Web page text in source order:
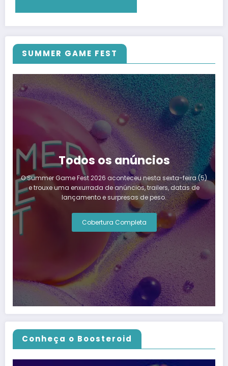
SUMMER GAME FEST
Todos os anúncios
O Summer Game Fest 2026 aconteceu nesta sexta-feira (5)
e trouxe uma enxurrada de anúncios, trailers, datas de
lançamento e surpresas de peso.
Cobertura Completa
Conheça o Boosteroid